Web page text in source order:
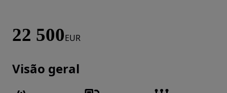
22 500EUR
Visão geral